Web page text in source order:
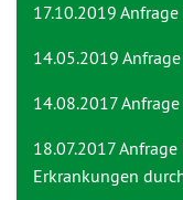
17.10.2019 Anfrage
14.05.2019 Anfrage
14.08.2017 Anfrage
18.07.2017 Anfrage
Erkrankungen